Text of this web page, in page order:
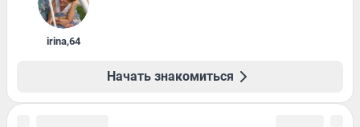
irina,64
Начать знакомиться